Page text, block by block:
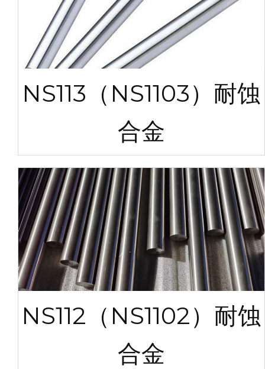
NS113（NS1103）耐蚀
合金
NS112（NS1102）耐蚀
合金